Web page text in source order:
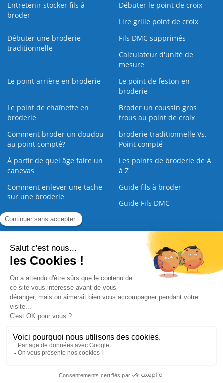
Entretenir stocker fils à
broder
Débuter le point de croix
Lire grille point de croix
Débuter une broderie
traditionnelle
Fils DMC supprimés
Calculateur d'unité de
mesure
Le point arrière en broderie
Le point de feston en
broderie
Le point de chaînette en
broderie
Broder un coussin gros
trous au point de croix
Comment broder un doudou
au point compté?
broderie traditionnelle Vs.
Point compté
À partir de quel âge faire un
canevas
Les points de broderie de A
à Z
Comment enlever une tache
sur une broderie
Guide fils à broder
Guide Fils DMC
Guide de la Broderie
Commande Papier Qui sommes nous Nous contacter |
Paiement sécurisé
2008 - 2026 © CreaMagic. ALL Rights Reserved.